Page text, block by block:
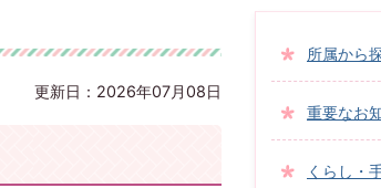
更新日：2026年07月08日
所属から
重要なお
くらし・